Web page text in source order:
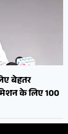
बेहतर
के लिए 100